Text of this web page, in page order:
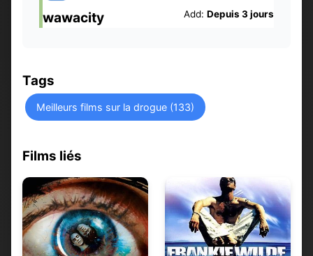
wawacity
Add: Depuis 3 jours
Tags
Meilleurs films sur la drogue (133)
Films liés